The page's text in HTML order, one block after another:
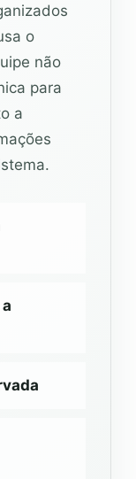
o
não
para
a